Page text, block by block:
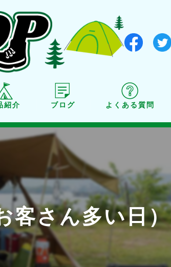
紹介
介
メンテナンス
ブログ よくある質問
客さん多い日）